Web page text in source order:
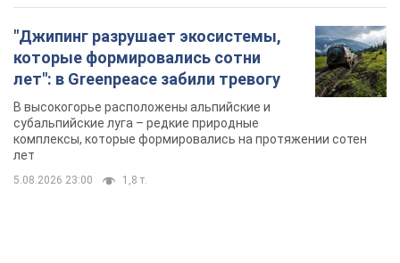
"Джипинг разрушает экосистемы,
которые формировались сотни
лет": в Greenpeace забили тревогу
В высокогорье расположены альпийские и
субальпийские луга – редкие природные
комплексы, которые формировались на протяжении сотен
лет
5.08.2026 23:00 1,8 т.